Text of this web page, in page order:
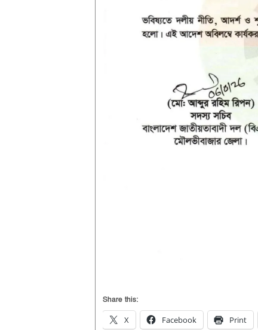
Share this:
X Facebook Print